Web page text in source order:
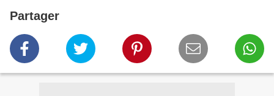
Partager